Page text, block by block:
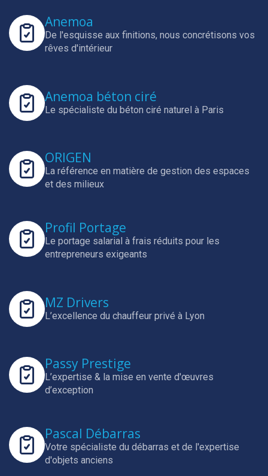
Anemoa
De l'esquisse aux finitions, nous concrétisons vos
rêves d'intérieur
Anemoa béton ciré
Le spécialiste du béton ciré naturel à Paris
ORIGEN
La référence en matière de gestion des espaces
et des milieux
Profil Portage
Le portage salarial à frais réduits pour les
entrepreneurs exigeants
MZ Drivers
L’excellence du chauffeur privé à Lyon
Passy Prestige
L’expertise & la mise en vente d'œuvres
d’exception
Pascal Débarras
Votre spécialiste du débarras et de l'expertise
d'objets anciens